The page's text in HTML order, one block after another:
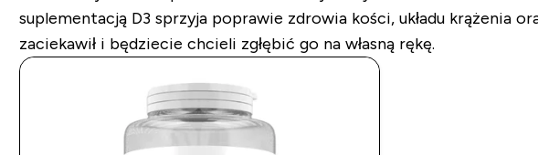
suplementacją D3 sprzyja poprawie zdrowia kości, układu krążenia
zaciekawił i będziecie chcieli zgłębić go na własną rękę.